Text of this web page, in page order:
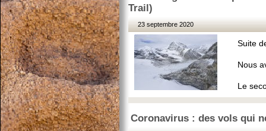
Trail)
23 septembre 2020
Suite
Nous
Le
Coronavirus : des vols qui